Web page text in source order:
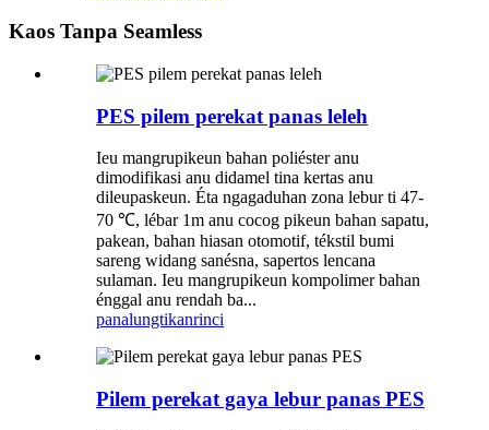
Kaos Tanpa Seamless
PES pilem perekat panas leleh
Ieu mangrupikeun bahan poliéster anu
dimodifikasi anu didamel tina kertas anu
dileupaskeun. Éta ngagaduhan zona lebur ti 47-
70 ℃, lébar 1m anu cocog pikeun bahan sapatu,
pakean, bahan hiasan otomotif, tékstil bumi
sareng widang sanésna, sapertos lencana
sulaman. Ieu mangrupikeun kompolimer bahan
énggal anu rendah ba...
panalungtikanrinci
Pilem perekat gaya lebur panas PES